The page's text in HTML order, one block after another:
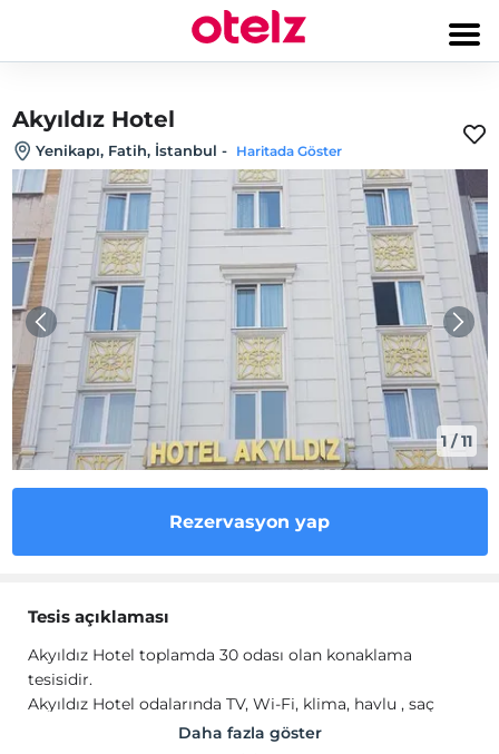
Akyıldız Hotel
Yenikapı, Fatih, İstanbul - Haritada Göster
1 /11
Rezervasyon yap
Tesis açıklaması
Akyıldız Hotel toplamda 30 odası olan konaklama
tesisidir.
Akyıldız Hotel odalarında TV, Wi-Fi, klima, havlu , saç
kurutma makinesi ve buklet malzemeleri mevcuttur.
Daha fazla göster